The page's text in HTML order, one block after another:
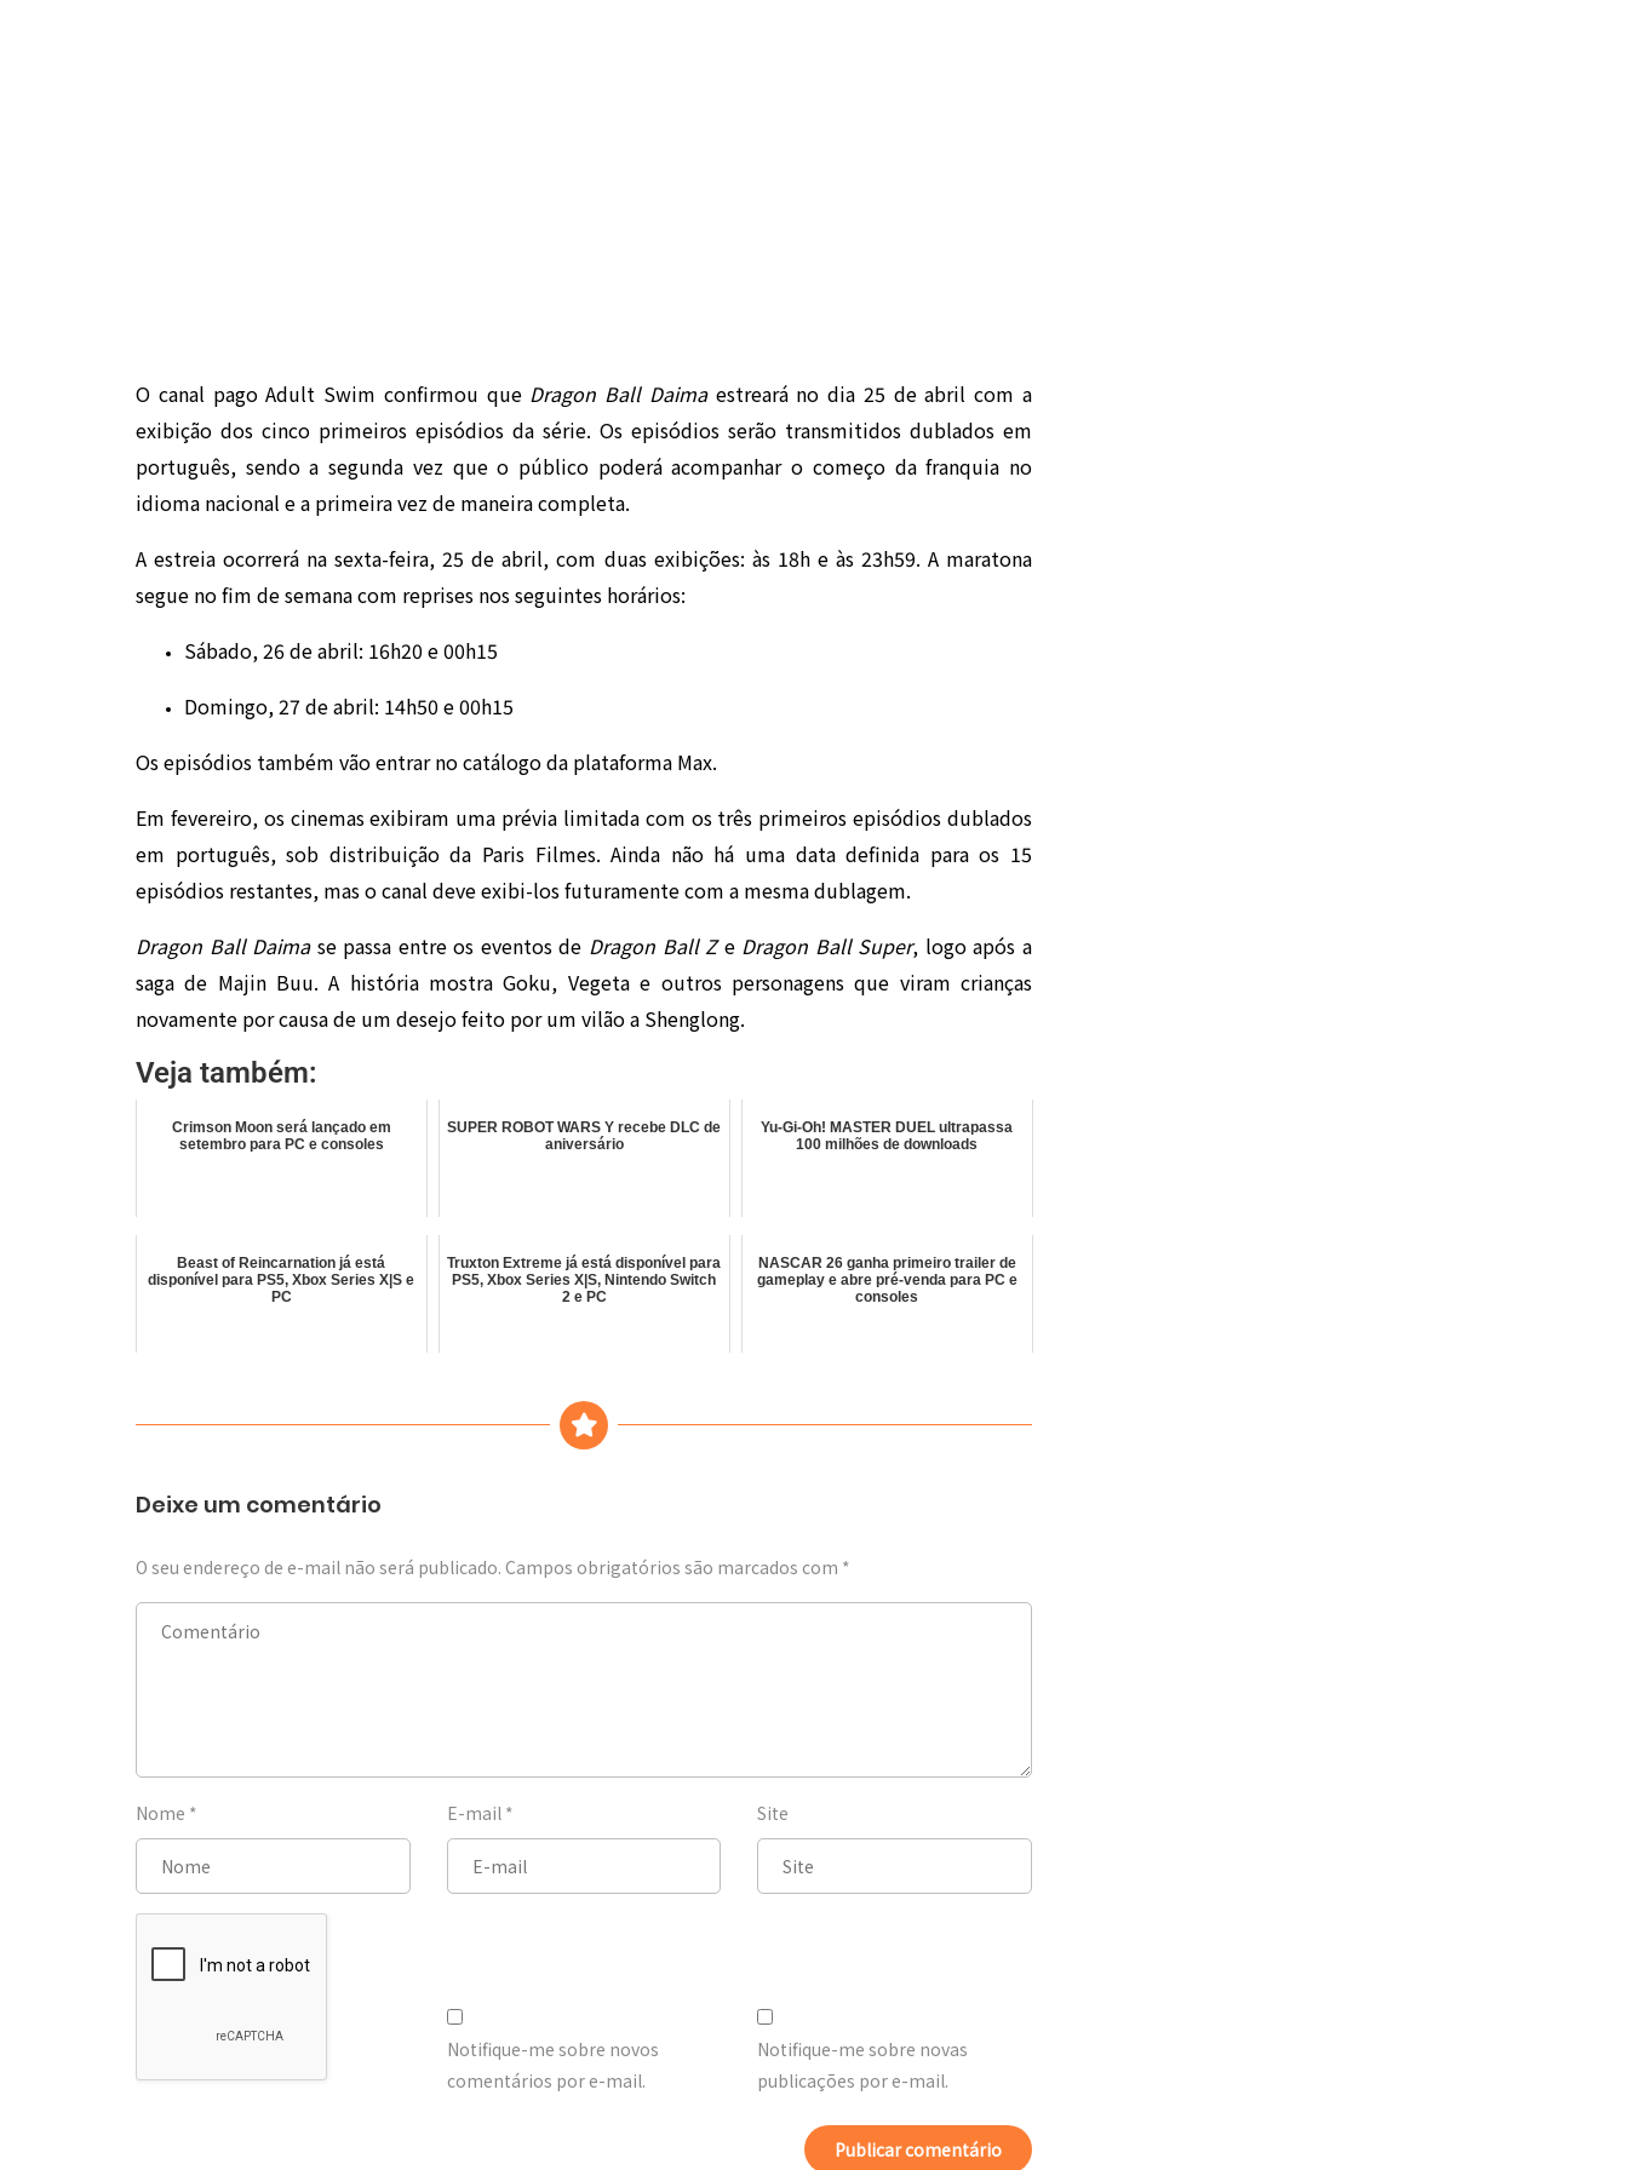
O canal pago Adult Swim confirmou que Dragon Ball Daimaestreará no dia 25 de abril com a
exibição dos cinco primeiros episódios da série. Os episódios serão transmitidos dublados em
português, sendo a segunda vez que o público poderá acompanhar o começo da franquia no
idioma nacional e a primeira vez de maneira completa.
A estreia ocorrerá na sexta-feira, 25 de abril, com duas exibições: às 18h e às 23h59. A maratona
segue no fim de semana com reprises nos seguintes horários:
Sábado, 26 de abril: 16h20 e 00h15
Domingo, 27 de abril: 14h50 e 00h15
Os episódios também vão entrar no catálogo da plataforma Max.
Em fevereiro, os cinemas exibiram uma prévia limitada com os três primeiros episódios dublados
em português, sob distribuição da Paris Filmes. Ainda não há uma data definida para os 15
episódios restantes, mas o canal deve exibi-los futuramente com a mesma dublagem.
Dragon Ball Daimase passa entre os eventos de Dragon Ball Ze Dragon Ball Super, logo após a
saga de Majin Buu. A história mostra Goku, Vegeta e outros personagens que viram crianças
novamente por causa de um desejo feito por um vilão a Shenglong.
Veja também:
Crimson Moon será lançado em
setembro para PC e consoles
SUPER ROBOT WARS Y recebe DLC de
aniversário
Yu-Gi-Oh! MASTER DUEL ultrapassa
100 milhões de downloads
Beast of Reincarnation já está
disponível para PS5, Xbox Series X|S e
PC
Truxton Extreme já está disponível para
PS5, Xbox Series X|S, Nintendo Switch
2 e PC
NASCAR 26 ganha primeiro trailer de
gameplay e abre pré-venda para PC e
consoles
Deixe um comentário
O seu endereço de e-mail não será publicado. Campos obrigatórios são marcados com *
Nome * E-mail * Site
Notifique-me sobre novos
comentários por e-mail.
Notifique-me sobre novas
publicações por e-mail.